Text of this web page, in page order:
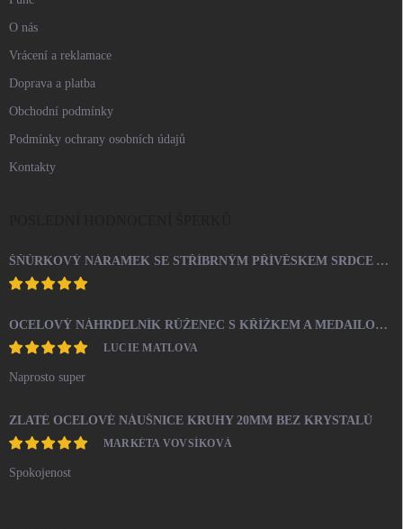
O nás
Vrácení a reklamace
Doprava a platba
Obchodní podmínky
Podmínky ochrany osobních údajů
Kontakty
ŠŇŮRKOVÝ NÁRAMEK SE STŘÍBRNÝM PŘÍVĚSKEM SRDCE A KRYSTALY SWAROVSKI CRYSTAL (STŘÍBRO 925/1000)
OCELOVÝ NÁHRDELNÍK RŮŽENEC S KŘÍŽKEM A MEDAILONEM
LUCIE MATLOVA
Naprosto super
ZLATÉ OCELOVÉ NÁUŠNICE KRUHY 20MM BEZ KRYSTALŮ
MARKÉTA VOVSÍKOVÁ
Spokojenost